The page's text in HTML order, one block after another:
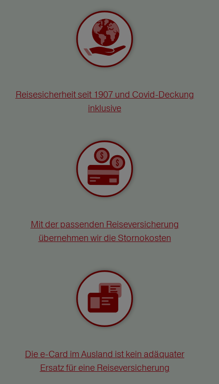
Reisesicherheit seit 1907 und Covid-Deckung
inklusive
Mit der passenden Reiseversicherung
übernehmen wir die Stornokosten
Die e-Card im Ausland ist kein adäquater
Ersatz für eine Reiseversicherung